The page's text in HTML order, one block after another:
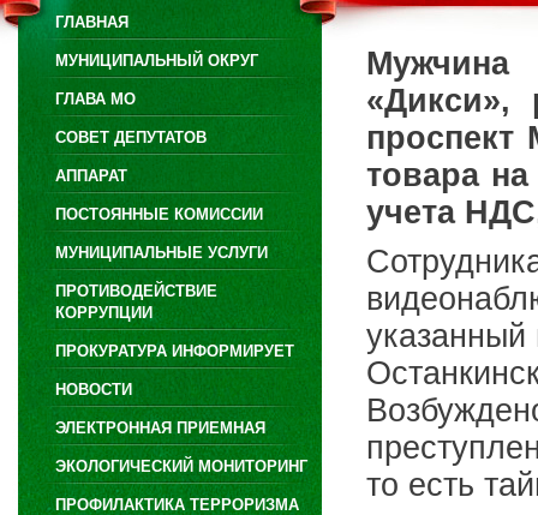
ГЛАВНАЯ
МУНИЦИПАЛЬНЫЙ ОКРУГ
ГЛАВА МО
СОВЕТ ДЕПУТАТОВ
АППАРАТ
ПОСТОЯННЫЕ КОМИССИИ
МУНИЦИПАЛЬНЫЕ УСЛУГИ
ПРОТИВОДЕЙСТВИЕ
КОРРУПЦИИ
ПРОКУРАТУРА ИНФОРМИРУЕТ
НОВОСТИ
ЭЛЕКТРОННАЯ ПРИЕМНАЯ
ЭКОЛОГИЧЕСКИЙ МОНИТОРИНГ
ПРОФИЛАКТИКА ТЕРРОРИЗМА
Мужчина
«Дикси»,
проспект
товара
учета НДС
то есть